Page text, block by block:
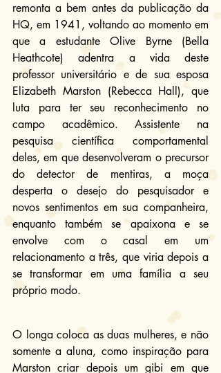
remonta a bem antes da publicação da
HQ, em 1941, voltando ao momento em
que a estudante Olive Byrne (Bella
Heathcote) adentra a vida deste
professor universitário e de sua esposa
Elizabeth Marston (Rebecca Hall), que
luta para ter seu reconhecimento no
campo acadêmico. Assistente na
pesquisa científica comportamental
deles, em que desenvolveram o precursor
do detector de mentiras, a moça
desperta o desejo do pesquisador e
novos sentimentos em sua companheira,
enquanto também se apaixona e se
envolve com o casal em um
relacionamento a três, que viria depois a
se transformar em uma família a seu
próprio modo.
O longa coloca as duas mulheres, e não
somente a aluna, como inspiração para
Marston criar depois um gibi em que